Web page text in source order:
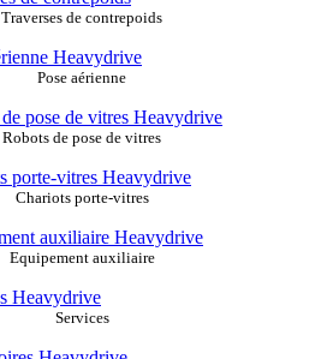
Traverses de contrepoids
Pose aérienne
Robots de pose de vitres
Chariots porte-vitres
Equipement auxiliaire
Services